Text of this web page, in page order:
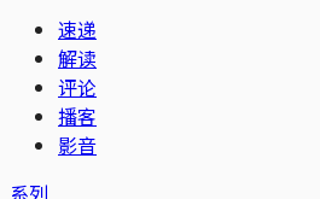
速递
解读
评论
播客
影音
系列